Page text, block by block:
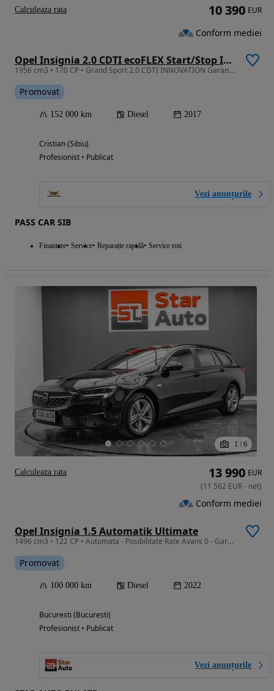
Opel Insignia 2.0 CDTI ecoFLEX Start/Stop Innovation
1956 cm3 • 170 CP • Grand Sport 2.0 CDTI INNOVATION Garantie,Rate
Promovat
152 000 km Diesel 2017
Cristian (Sibiu)
Profesionist • Publicat
Vezi anunțurile
PASS CAR SIB
Finantare Service Reparație rapidă Service roti
10 390 EUR
Conform mediei
Calculeaza rata
1 / 6
Opel Insignia 1.5 Automatik Ultimate
1496 cm3 • 122 CP • Automata - Posibilitate Rate Avans 0 - Garantie 12 Luni - IMPECABILA
Promovat
100 000 km Diesel 2022
Bucuresti (Bucuresti)
Profesionist • Publicat
Vezi anunțurile
13 990 EUR
(11 562 EUR- net)
Conform mediei
Calculeaza rata